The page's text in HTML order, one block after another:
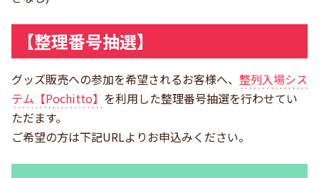
【整理番号抽選】
グッズ販売への参加を希望されるお客様へ、 整列入場シス
テム【Pochitto】 を利用した整理番号抽選を行わせてい
ただます。
ご希望の方は下記URLよりお申込みください。